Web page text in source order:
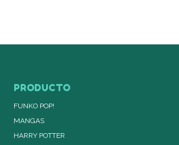
PRODUCTO
FUNKO POP!
MANGAS
HARRY POTTER